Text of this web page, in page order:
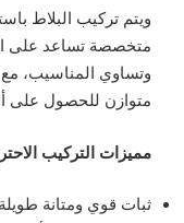
ويتم تركيب البلاط
متخصصة تساعد على
وتساوي المناسيب، مع
متوازن للحصول على
مميزات التركيب
ثبات قوي ومتانة